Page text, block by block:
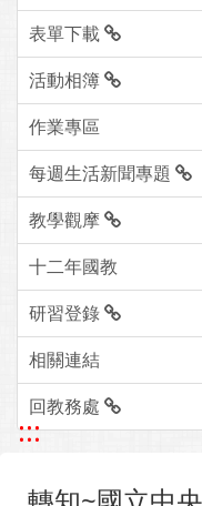
表單下載
活動相簿
作業專區
每週生活新聞專題
教學觀摩
十二年國教
研習登錄
相關連結
回教務處
:::